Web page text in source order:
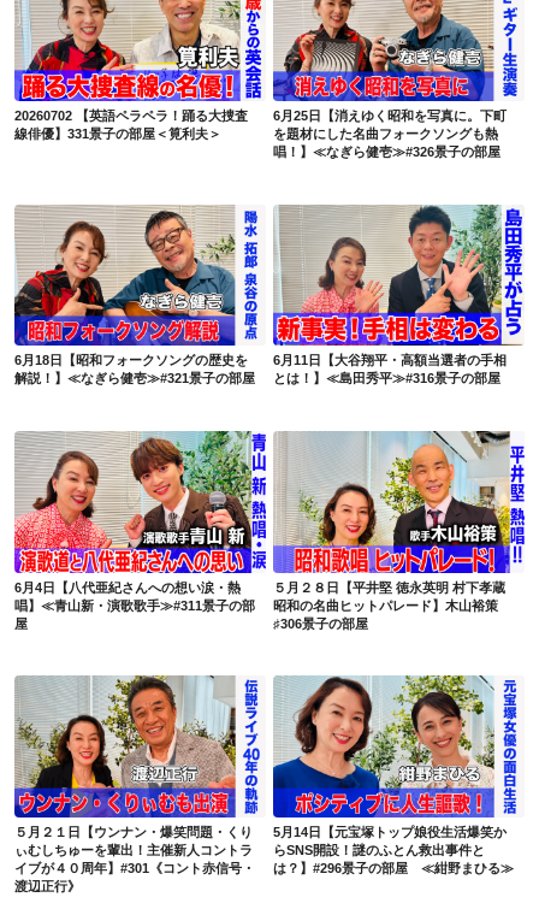
20260702 【英語ペラペラ！踊る大捜査線俳優】331景子の部屋＜筧利夫＞
20260702 【英語ペラペラ！踊る大捜査
線俳優】331景子の部屋＜筧利夫＞
6月25日【消えゆく昭和を写真に。下町を題材にした名曲フォークソングも熱唱！】≪なぎら健壱≫#326景子の部屋
6月25日【消えゆく昭和を写真に。下町
を題材にした名曲フォークソングも熱
唱！】≪なぎら健壱≫#326景子の部屋
6月18日【昭和フォークソングの歴史を解説！】≪なぎら健壱≫#321景子の部屋
6月18日【昭和フォークソングの歴史を
解説！】≪なぎら健壱≫#321景子の部屋
6月11日【大谷翔平・高額当選者の手相とは！】≪島田秀平≫#316景子の部屋
6月11日【大谷翔平・高額当選者の手相
とは！】≪島田秀平≫#316景子の部屋
6月4日【八代亜紀さんへの想い涙・熱唱】≪青山新・演歌歌手≫#311景子の部屋
6月4日【八代亜紀さんへの想い涙・熱
唱】≪青山新・演歌歌手≫#311景子の部
屋
５月２８日【平井堅 徳永英明 村下孝蔵 昭和の名曲ヒットパレード】木山裕策 ♯306景子の部屋
５月２８日【平井堅 徳永英明 村下孝蔵
昭和の名曲ヒットパレード】木山裕策
♯306景子の部屋
５月２１日【ウンナン・爆笑問題・くりぃむしちゅーを輩出！主催新人コントライブが４０周年】#301《コント赤信号・渡辺正行》
５月２１日【ウンナン・爆笑問題・くり
ぃむしちゅーを輩出！主催新人コントラ
イブが４０周年】#301《コント赤信号・
渡辺正行》
5月14日【元宝塚トップ娘役生活爆笑からSNS開設！謎のふとん救出事件とは？】#296景子の部屋 ≪紺野まひる≫
5月14日【元宝塚トップ娘役生活爆笑か
らSNS開設！謎のふとん救出事件と
は？】#296景子の部屋 ≪紺野まひる≫